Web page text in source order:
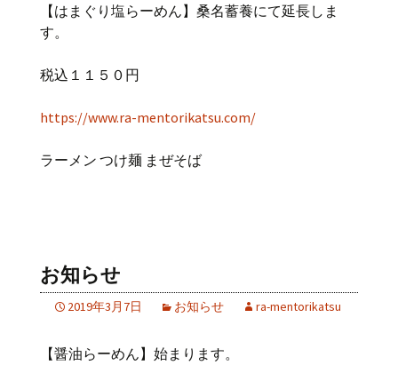
【はまぐり塩らーめん】桑名蓄養にて延長しま
す。
税込１１５０円
https://www.ra-mentorikatsu.com/
ラーメン つけ麺 まぜそば
お知らせ
2019年3月7日 お知らせ ra-mentorikatsu
【醤油らーめん】始まります。